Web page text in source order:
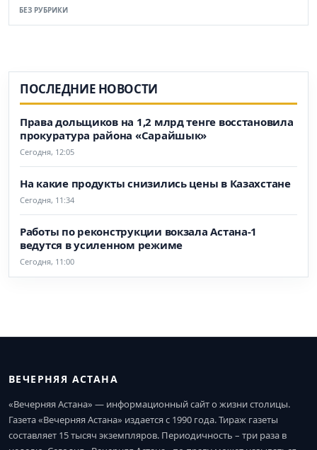
БЕЗ РУБРИКИ
ПОСЛЕДНИЕ НОВОСТИ
Права дольщиков на 1,2 млрд тенге восстановила
прокуратура района «Сарайшык»
Сегодня, 12:05
На какие продукты снизились цены в Казахстане
Сегодня, 11:34
Работы по реконструкции вокзала Астана-1
ведутся в усиленном режиме
Сегодня, 11:00
ВЕЧЕРНЯЯ АСТАНА
«Вечерняя Астана» — информационный сайт о жизни столицы.
Газета «Вечерняя Астана» издается с 1990 года. Тираж газеты
составляет 15 тысяч экземпляров. Периодичность – три раза в